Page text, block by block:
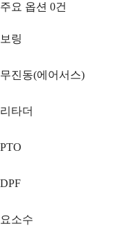
주요 옵션 0건
보링
무진동(에어서스)
리타더
PTO
DPF
요소수